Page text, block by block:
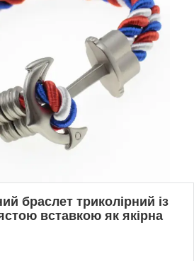
браслет триколірний із
вставкою як якірна